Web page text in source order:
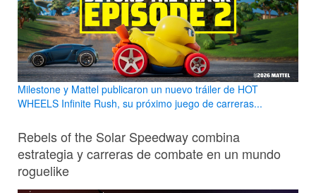
Milestone y Mattel publicaron un nuevo tráiler de HOT
WHEELS Infinite Rush, su próximo juego de carreras...
Rebels of the Solar Speedway combina
estrategia y carreras de combate en un mundo
roguelike